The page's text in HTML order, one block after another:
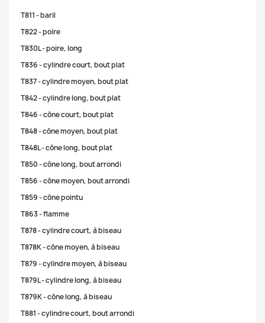
T811 - baril
T822 - poire
T830L - poire, long
T836 - cylindre court, bout plat
T837 - cylindre moyen, bout plat
T842 - cylindre long, bout plat
T846 - cône court, bout plat
T848 - cône moyen, bout plat
T848L - cône long, bout plat
T850 - cône long, bout arrondi
T856 - cône moyen, bout arrondi
T859 - cône pointu
T863 - flamme
T878 - cylindre court, à biseau
T878K - cône moyen, à biseau
T879 - cylindre moyen, à biseau
T879L - cylindre long, à biseau
T879K - cône long, à biseau
T881 - cylindre court, bout arrondi